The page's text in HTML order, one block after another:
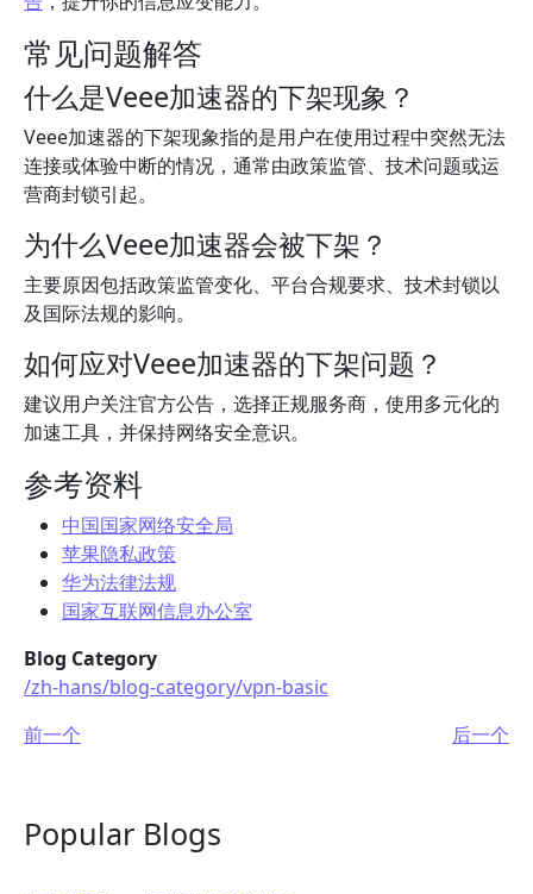
常见问题解答
什么是Veee加速器的下架现象？
Veee加速器的下架现象指的是用户在使用过程中突然无法
连接或体验中断的情况，通常由政策监管、技术问题或运
营商封锁引起。
为什么Veee加速器会被下架？
主要原因包括政策监管变化、平台合规要求、技术封锁以
及国际法规的影响。
如何应对Veee加速器的下架问题？
建议用户关注官方公告，选择正规服务商，使用多元化的
加速工具，并保持网络安全意识。
参考资料
中国国家网络安全局
苹果隐私政策
华为法律法规
国家互联网信息办公室
Blog Category
/zh-hans/blog-category/vpn-basic
前一个
后一个
Popular Blogs